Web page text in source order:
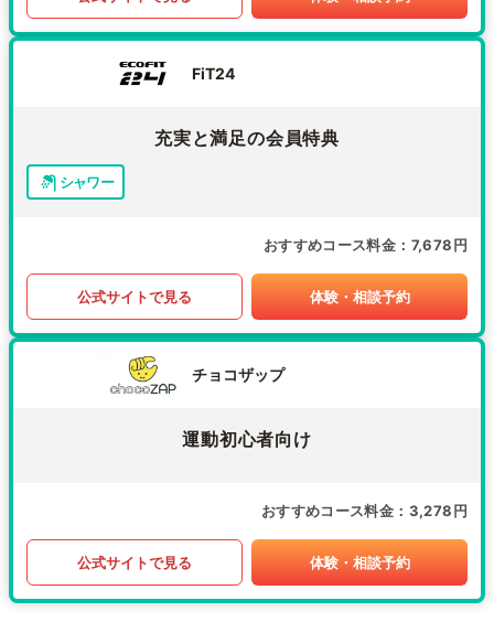
FiT24
充実と満足の会員特典
シャワー
おすすめコース料金 7,678円
公式サイトで見る 体験・相談予約
チョコザップ
運動初心者向け
おすすめコース料金 3,278円
公式サイトで見る 体験・相談予約